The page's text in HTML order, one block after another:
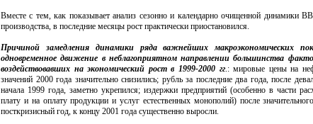
Вместе с тем, как показывает анализ сезонно и календарно очищенной динамики
производства, в последние месяцы рост практически приостановился.
Причиной замедления динамики ряда важнейших макроэкономических
одновременное движение в неблагоприятном направлении большинства
воздействовавших на экономический рост в 1999-2000 гг.: мировые цены на
значений 2000 года значительно снизились; рубль за последние два года, после
начала 1999 года, заметно укрепился; издержки предприятий (особенно в части
плату и на оплату продукции и услуг естественных монополий) после
посткризисный год, к концу 2001 года существенно выросли.